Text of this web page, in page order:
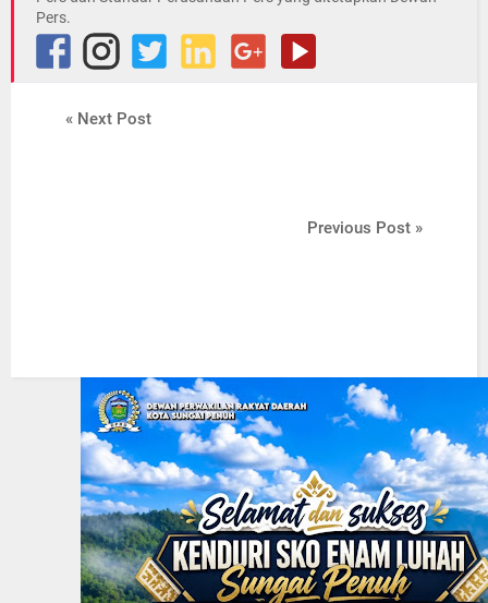
Pers.
« Next Post
Previous Post »